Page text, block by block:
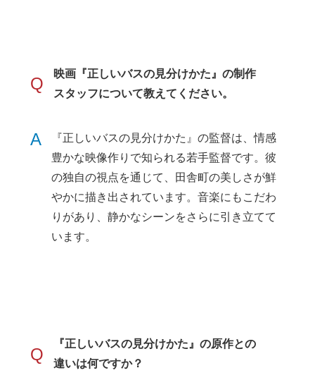
Q
映画『正しいバスの見分けかた』の制作
スタッフについて教えてください。
A
『正しいバスの見分けかた』の監督は、情感
豊かな映像作りで知られる若手監督です。彼
の独自の視点を通じて、田舎町の美しさが鮮
やかに描き出されています。音楽にもこだわ
りがあり、静かなシーンをさらに引き立てて
います。
Q
『正しいバスの見分けかた』の原作との
違いは何ですか？